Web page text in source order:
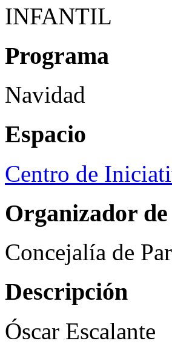
INFANTIL
Programa
Navidad
Espacio
Centro de
Organizador
Concejalía de
Descripción
Óscar Escalante